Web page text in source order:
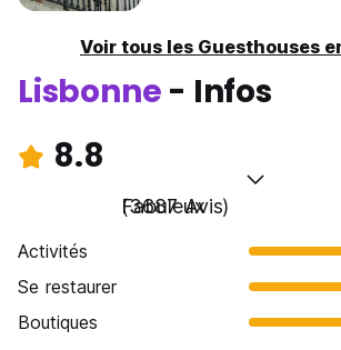
Voir tous les Guesthouses
Lisbonne - Infos
8.8
Fabuleux
(3687 Avis)
Activités
Se restaurer
Boutiques